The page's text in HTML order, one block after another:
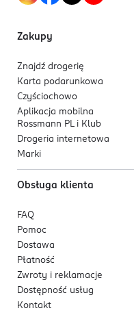
Kod EAN
Zakupy
Znajdź drogerię
Karta podarunkowa
Czyściochowo
Aplikacja mobilna
Rossmann PL i Klub
Drogeria internetowa
Marki
Obsługa klienta
FAQ
Pomoc
Dostawa
Płatność
Zwroty i reklamacje
Dostępność usług
Kontakt